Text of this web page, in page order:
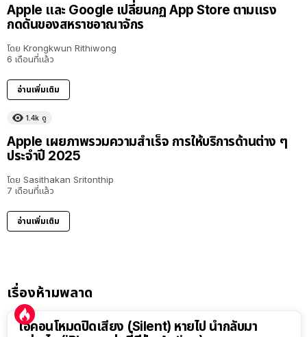
Apple และ Google เปลี่ยนกฏ App Store ตามแรง
กดดันของสหราชอาณาจักร
โดย Krongkwun Rithiwong
6 เดือนที่แล้ว
อ่านเพิ่มเติม
1.4k ดู
Apple เผยภาพรวมความสำเร็จ การให้บริการด้านต่าง ๆ
ประจำปี 2025
โดย Sasithakan Sritonthip
7 เดือนที่แล้ว
อ่านเพิ่มเติม
เรื่องห้ามพลาด
ไอคอนโหมดปิดเสียง (Silent) หายไป นำกลับมา